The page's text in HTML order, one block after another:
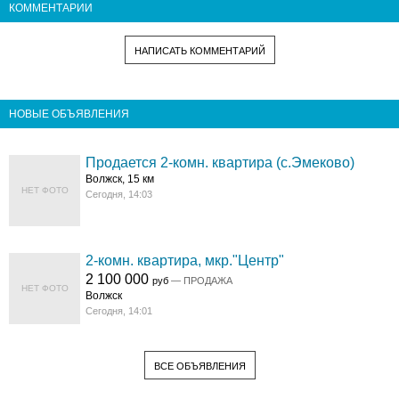
КОММЕНТАРИИ
НАПИСАТЬ КОММЕНТАРИЙ
НОВЫЕ ОБЪЯВЛЕНИЯ
НЕТ ФОТО
Продается 2-комн. квартира (с.Эмеково)
Волжск, 15 км
Сегодня, 14:03
НЕТ ФОТО
2-комн. квартира, мкр."Центр"
2 100 000руб — ПРОДАЖА
Волжск
Сегодня, 14:01
ВСЕ ОБЪЯВЛЕНИЯ